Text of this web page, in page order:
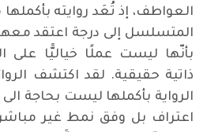
العواطف، إذ تُعَد روايته
المتسلسل إلى درجة اعتقد معها
بأنّها ليست عملًا خياليًّا على
ذاتية حقيقية. لقد اكتشف
الرواية بأكملها ليست بحاجة
اعتراف بل وفق نمط غير